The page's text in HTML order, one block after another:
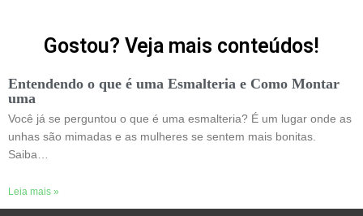
Gostou? Veja mais conteúdos!
Entendendo o que é uma Esmalteria e Como Montar
uma
Você já se perguntou o que é uma esmalteria? É um lugar onde as
unhas são mimadas e as mulheres se sentem mais bonitas.
Saiba…
Leia mais »